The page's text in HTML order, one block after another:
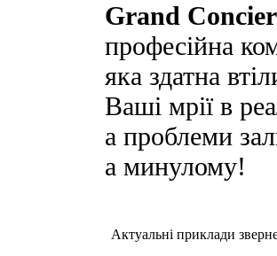
Grand
професійна
яка здатна
Ваші мрії в
а проблеми
а минулому!
Актуальні приклади